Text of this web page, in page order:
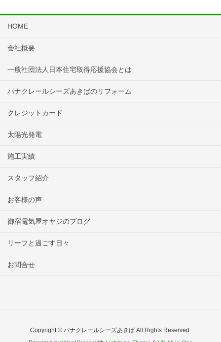
HOME
会社概要
一般社団法人日本住宅取得応援協会とは
パナクレールシーズあきばのリフォーム
クレジットカード
太陽光発電
施工実績
スタッフ紹介
お客様の声
御宿電気屋オヤジのブログ
リーフと過ごす日々
お問合せ
Copyright © パナクレールシーズあきば All Rights Reserved.